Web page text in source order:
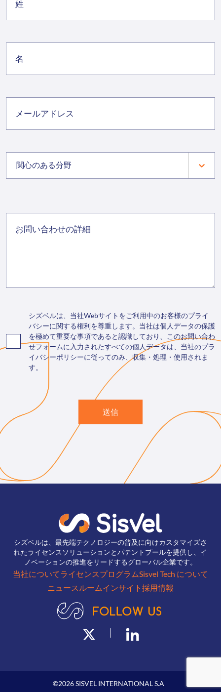
関心のある分野
シズベルは、当社Webサイトをご利用中のお客様のプライ
バシーに関する権利を尊重します。当社は個人データの保護
を極めて重要な事項であると認識しており、このお問い合わ
せフォームに入力されたすべての個人データは、当社のプラ
イバシーポリシーに従ってのみ、収集・処理・使用されま
す。
送信
シズベルは、最先端テクノロジーの普及に向けカスタマイズさ
れたライセンスソリューションとパテントプールを提供し、イ
ノベーションの推進をリードするグローバル企業です。
当社についてライセンスプログラムSisvel Tech について
ニュースルームインサイト 採用情報
©2026SISVEL INTERNATIONAL S.A